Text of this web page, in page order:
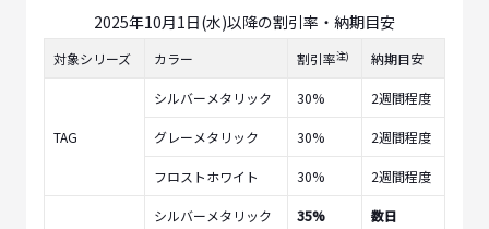
2025年10月1日(水)以降の割引率・納期目安
対象シリーズ カラー 割引率注) 納期目安
TAG
シルバーメタリック 30% 2週間程度
グレーメタリック 30% 2週間程度
フロストホワイト 30% 2週間程度
シルバーメタリック 35% 数日